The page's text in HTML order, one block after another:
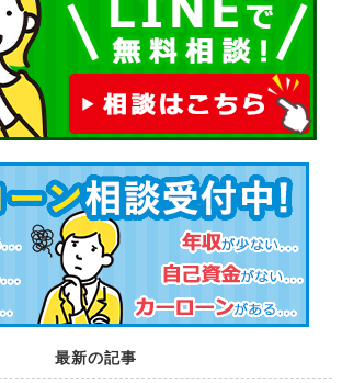
最新の記事